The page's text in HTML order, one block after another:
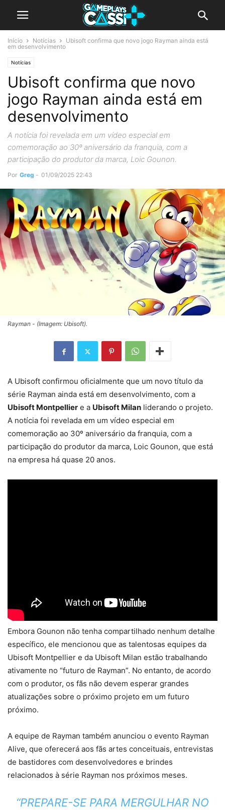
Início Notícias
Ubisoft confirma que novo jogo Rayman ainda está
em desenvolvimento
Notícias
Ubisoft confirma que novo
jogo Rayman ainda está em
desenvolvimento
A notícia foi revelada em um vídeo especial em
comemoração ao 30º aniversário da franquia, com a
participação do produtor da marca, Loic Gounon.
Por Greg - 01/09/2025 22:43
Rayman - (Imagem: Ubisoft).
A Ubisoft confirmou oficialmente que um novo título da
série Rayman ainda está em desenvolvimento, com a
Ubisoft Montpellier e a Ubisoft Milan liderando o projeto.
A notícia foi revelada em um vídeo especial em
comemoração ao 30º aniversário da franquia, com a
participação do produtor da marca, Loic Gounon, que está
na empresa há quase 20 anos.
Embora Gounon não tenha compartilhado nenhum detalhe
específico, ele mencionou que as talentosas equipes da
Ubisoft Montpellier e da Ubisoft Milan estão trabalhando
ativamente no “futuro de Rayman”. No entanto, de acordo
com o produtor, os fãs não devem esperar grandes
atualizações sobre o próximo projeto em um futuro
próximo.
A equipe de Rayman também anunciou o evento Rayman
Alive, que oferecerá aos fãs artes conceituais, entrevistas
de bastidores com desenvolvedores e brindes
relacionados à série Rayman nos próximos meses.
“PREPARE-SE PARA MERGULHAR NO